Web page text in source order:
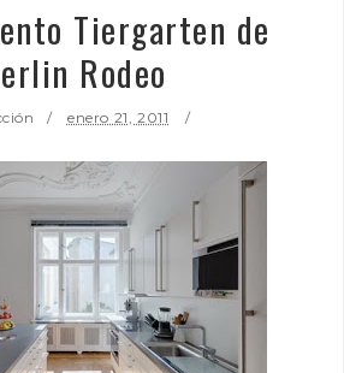
Tiergarten de
Rodeo
enero 21, 2011